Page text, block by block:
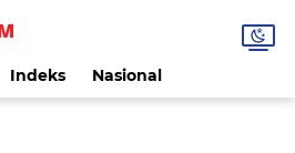
Indeks Nasional